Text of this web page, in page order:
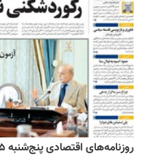
روزنامه‌های اقتصادی پنج‌شنبه ۱۵ مرداد ۱۴۰۵